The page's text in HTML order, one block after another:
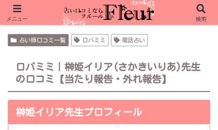
フルール限定特典 ピュアリ 合計15分無料
占い師口コミ一覧 ロバミミ 電話占い
ロバミミ｜榊姫イリア(さかきいりあ)先生
の口コミ【当たり報告・外れ報告】
榊姫イリア先生プロフィール
メニュー 検索